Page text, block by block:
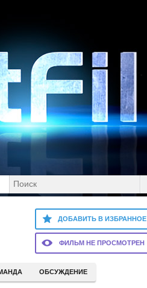
ДОБАВИТЬ В ИЗБРАННОЕ
ФИЛЬМ НЕ ПРОСМОТРЕН
ОБСУЖДЕНИЕ